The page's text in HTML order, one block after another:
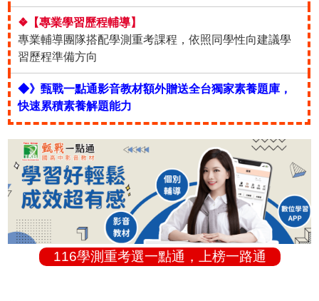
❖【專業學習歷程輔導】
專業輔導團隊搭配學測重考課程，依照同學性向建議學
習歷程準備方向
◆》甄戰一點通影音教材額外贈送全台獨家素養題庫，
快速累積素養解題能力
116學測重考選一點通，上榜一路通